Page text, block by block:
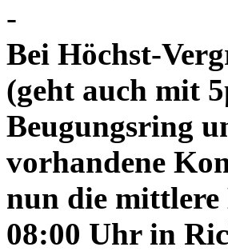
-
Bei Höchst-
(geht auch mit
Beugungsring
vorhandene
nun die mittlere
08:00 Uhr in